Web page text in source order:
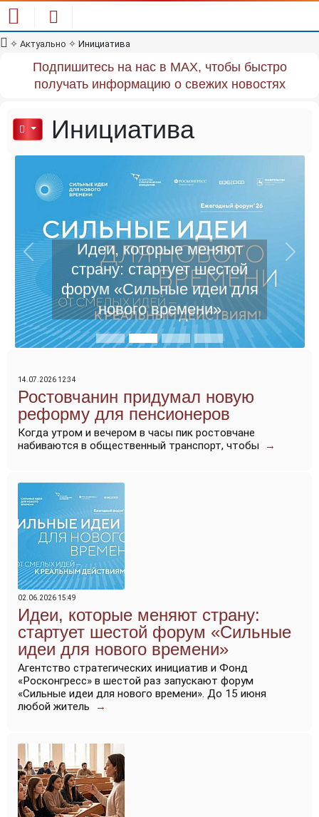
✧ Актуально ✧ Инициатива
Подпишитесь на нас в MAX, чтобы быстро
получать информацию о свежих новостях
Инициатива
Идеи, которые меняют
страну: стартует шестой
форум «Сильные идеи для
нового времени»
Previous Next
14.07.2026 12:34
Ростовчанин придумал новую
реформу для пенсионеров
Когда утром и вечером в часы пик ростовчане
набиваются в общественный транспорт, чтобы
→
02.06.2026 15:49
Идеи, которые меняют страну:
стартует шестой форум «Сильные
идеи для нового времени»
Агентство стратегических инициатив и Фонд
«Росконгресс» в шестой раз запускают форум
«Сильные идеи для нового времени». До 15 июня
любой житель
→